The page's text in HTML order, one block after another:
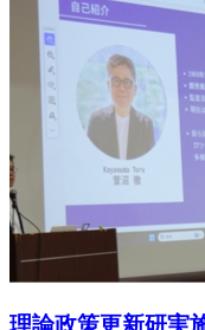
理論政策更新研実